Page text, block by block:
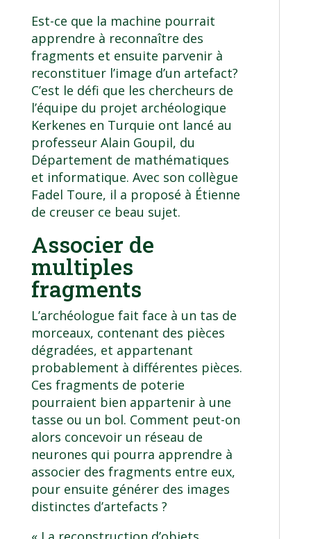
Est-ce que la machine pourrait
apprendre à reconnaître des
fragments et ensuite parvenir à
reconstituer l’image d’un artefact?
C’est le défi que les chercheurs de
l’équipe du projet archéologique
Kerkenes en Turquie ont lancé au
professeur Alain Goupil, du
Département de mathématiques
et informatique. Avec son collègue
Fadel Toure, il a proposé à Étienne
de creuser ce beau sujet.
Associer de
multiples
fragments
L’archéologue fait face à un tas de
morceaux, contenant des pièces
dégradées, et appartenant
probablement à différentes pièces.
Ces fragments de poterie
pourraient bien appartenir à une
tasse ou un bol. Comment peut-on
alors concevoir un réseau de
neurones qui pourra apprendre à
associer des fragments entre eux,
pour ensuite générer des images
distinctes d’artefacts ?